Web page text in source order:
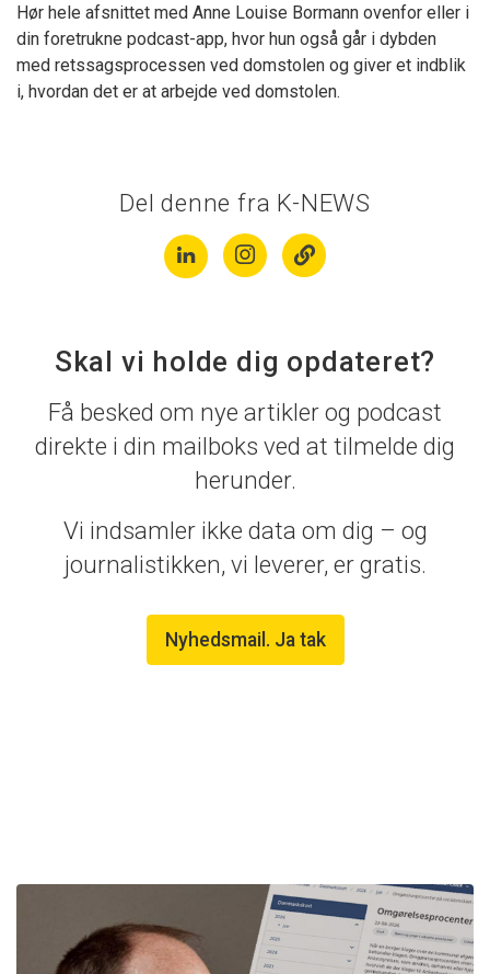
Hør hele afsnittet med Anne Louise Bormann ovenfor eller i
din foretrukne podcast-app, hvor hun også går i dybden
med retssagsprocessen ved domstolen og giver et indblik
i, hvordan det er at arbejde ved domstolen.
Del denne fra K-NEWS
Skal vi holde dig opdateret?
Få besked om nye artikler og podcast
direkte i din mailboks ved at tilmelde dig
herunder.
Vi indsamler ikke data om dig – og
journalistikken, vi leverer, er gratis.
Nyhedsmail. Ja tak